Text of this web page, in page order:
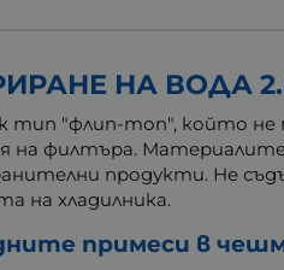
НА ВОДА
тип "флип-топ", който не
на филтъра.
продукти. Не
на хладилника.
примеси в